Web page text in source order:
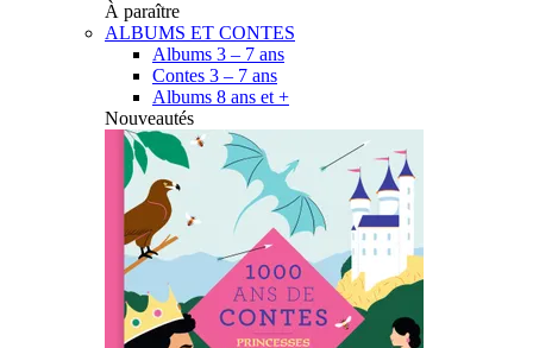
À paraître
ALBUMS ET CONTES
Albums 3 – 7 ans
Contes 3 – 7 ans
Albums 8 ans et +
Nouveautés